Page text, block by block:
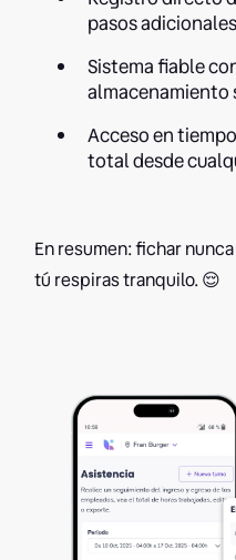
pasos
Sistema fiable
almacenamiento
Acceso en
total desde
En resumen: fichar
tú respiras tranquilo. 😌